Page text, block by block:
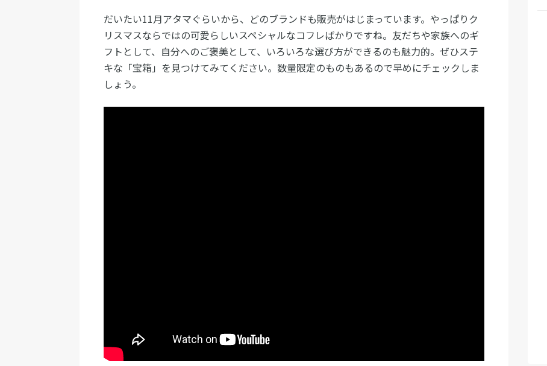
だいたい11月アタマぐらいから、どのブランドも販売がはじまっています。やっぱりク
リスマスならではの可愛らしいスペシャルなコフレばかりですね。友だちや家族へのギ
フトとして、自分へのご褒美として、いろいろな選び方ができるのも魅力的。ぜひステ
キな「宝箱」を見つけてみてください。数量限定のものもあるので早めにチェックしま
しょう。